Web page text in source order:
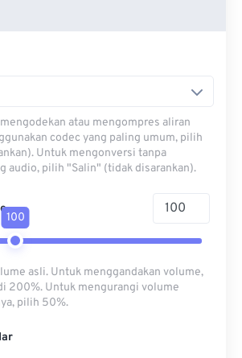
atau mengompres aliran
codec yang paling umum, pilih
Untuk mengonversi tanpa
audio, pilih "Salin" (tidak disarankan).
100
asli. Untuk menggandakan volume,
200%. Untuk mengurangi volume
pilih 50%.